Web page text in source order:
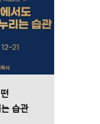
습관